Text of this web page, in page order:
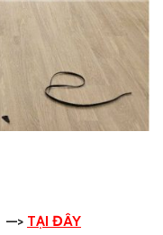
—> TẠI ĐÂY